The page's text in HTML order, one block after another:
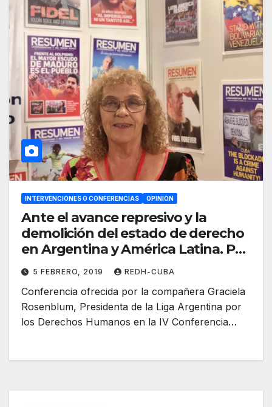
INTERVENCIONES O CONFERENCIAS OPINIÓN
Ante el avance represivo y la
demolición del estado de derecho
en Argentina y América Latina. Por
Graciela Rosenblum
5 FEBRERO, 2019 REDH-CUBA
Conferencia ofrecida por la compañera Graciela
Rosenblum, Presidenta de la Liga Argentina por
los Derechos Humanos en la IV Conferencia…